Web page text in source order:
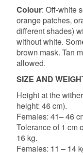
Colour: Off-white
orange patches,
different shades)
without white.
brown mask. Tan
allowed.
SIZE AND
Height at the
height: 46 cm).
Females: 41– 46
Tolerance of 1 cm
16 kg.
Females: 11 – 14